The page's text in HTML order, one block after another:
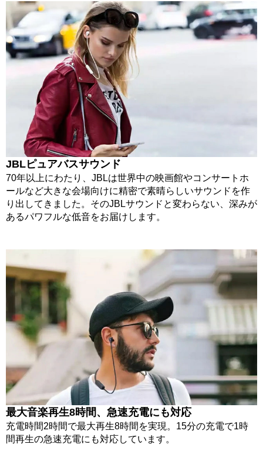
JBLピュアバスサウンド
70年以上にわたり、JBLは世界中の映画館やコンサートホ
ールなど大きな会場向けに精密で素晴らしいサウンドを作
り出してきました。そのJBLサウンドと変わらない、深みが
あるパワフルな低音をお届けします。
最大音楽再生8時間、急速充電にも対応
充電時間2時間で最大再生8時間を実現。15分の充電で1時
間再生の急速充電にも対応しています。